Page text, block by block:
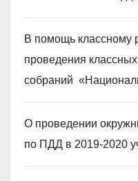
В помощь классному
проведения
собраний
О проведении
по ПДД в 2019-2020